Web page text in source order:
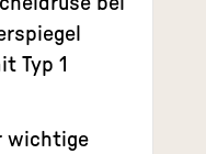
Typ 1
wichtige